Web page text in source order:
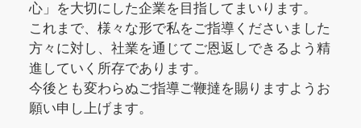
心」を大切にした企業を目指してまいります。
これまで、様々な形で私をご指導くださいました
方々に対し、社業を通じてご恩返しできるよう精
進していく所存であります。
今後とも変わらぬご指導ご鞭撻を賜りますようお
願い申し上げます。